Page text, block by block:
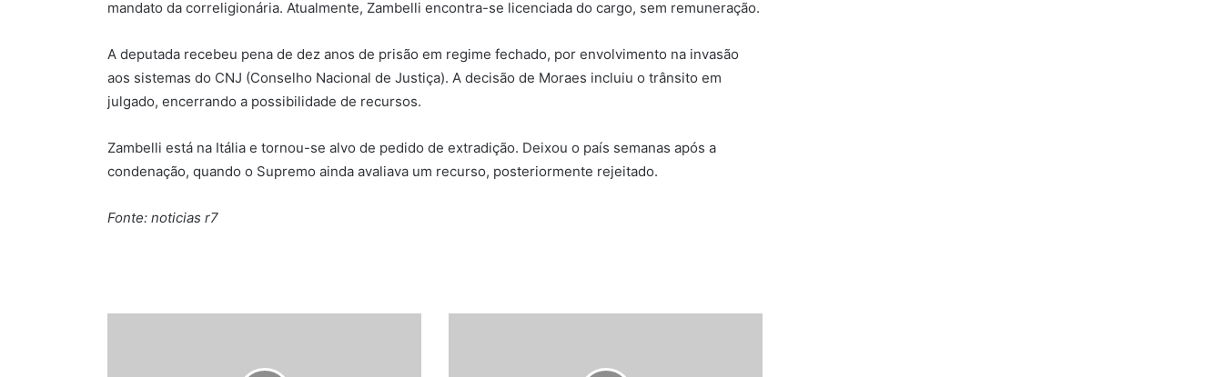
mandato da correligionária. Atualmente, Zambelli encontra-se licenciada do cargo, sem remuneração.
A deputada recebeu pena de dez anos de prisão em regime fechado, por envolvimento na invasão
aos sistemas do CNJ (Conselho Nacional de Justiça). A decisão de Moraes incluiu o trânsito em
julgado, encerrando a possibilidade de recursos.
Zambelli está na Itália e tornou-se alvo de pedido de extradição. Deixou o país semanas após a
condenação, quando o Supremo ainda avaliava um recurso, posteriormente rejeitado.
Fonte: noticias r7